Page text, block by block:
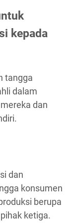
kepada
tangga
dalam
dan
dan
konsumen
berupa
ketiga.